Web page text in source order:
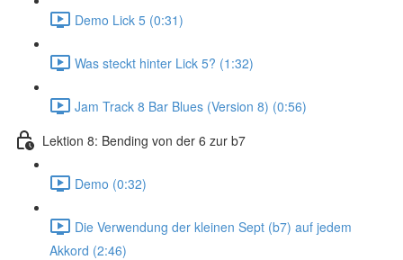
Demo Lick 5 (0:31)
Was steckt hinter Lick 5? (1:32)
Jam Track 8 Bar Blues (Version 8) (0:56)
Lektion 8: Bending von der 6 zur b7
Demo (0:32)
Die Verwendung der kleinen Sept (b7) auf jedem
Akkord (2:46)